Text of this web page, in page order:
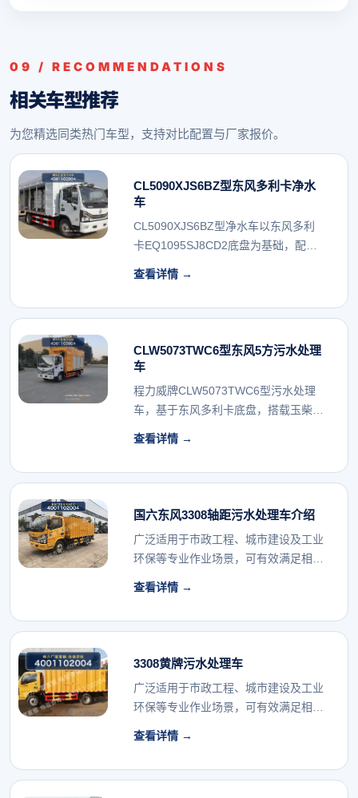
09 / RECOMMENDATIONS
相关车型推荐
为您精选同类热门车型，支持对比配置与厂家报价。
CL5090XJS6BZ型东风多利卡净水
车
CL5090XJS6BZ型净水车以东风多利
卡EQ1095SJ8CD2底盘为基础，配
查看详情 →
CLW5073TWC6型东风5方污水处理
车
程力威牌CLW5073TWC6型污水处理
车，基于东风多利卡底盘，搭载玉柴
查看详情 →
国六东风3308轴距污水处理车介绍
广泛适用于市政工程、城市建设及工业
环保等专业作业场景，可有效满足相关
查看详情 →
3308黄牌污水处理车
广泛适用于市政工程、城市建设及工业
环保等专业作业场景，可有效满足相关
查看详情 →